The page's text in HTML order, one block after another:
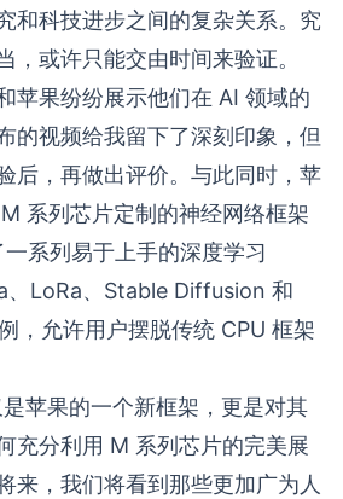
和科技进步之间的复杂关系。究
，或许只能交由时间来验证。
苹果纷纷展示他们在 AI 领域的
的视频给我留下了深刻印象，但
后，再做出评价。与此同时，苹
系列芯片定制的神经网络框架
系列易于上手的深度学习
、LoRa、Stable Diffusion 和
，允许用户摆脱传统 CPU 框架
苹果的一个新框架，更是对其
充分利用 M 系列芯片的完美展
来，我们将看到那些更加广为人